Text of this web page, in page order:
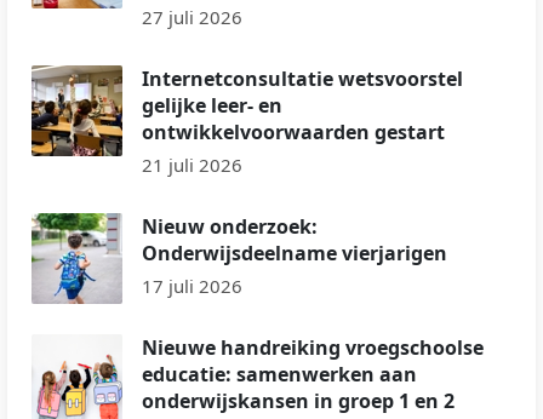
27 juli 2026
Internetconsultatie wetsvoorstel
gelijke leer- en
ontwikkelvoorwaarden gestart
21 juli 2026
Nieuw onderzoek:
Onderwijsdeelname vierjarigen
17 juli 2026
Nieuwe handreiking vroegschoolse
educatie: samenwerken aan
onderwijskansen in groep 1 en 2